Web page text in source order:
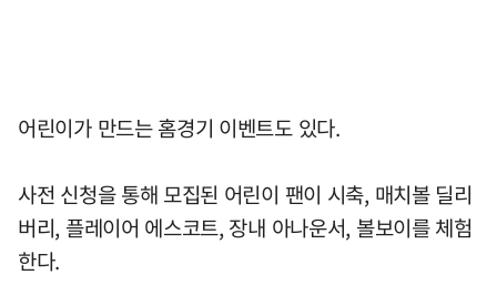
어린이가 만드는 홈경기 이벤트도 있다.
사전 신청을 통해 모집된 어린이 팬이 시축, 매치볼 딜리
버리, 플레이어 에스코트, 장내 아나운서, 볼보이를 체험
한다.